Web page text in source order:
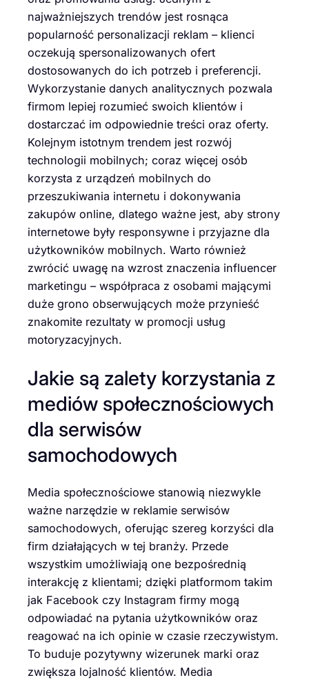
najważniejszych trendów jest rosnąca
popularność personalizacji reklam – klienci
oczekują spersonalizowanych ofert
dostosowanych do ich potrzeb i preferencji.
Wykorzystanie danych analitycznych pozwala
firmom lepiej rozumieć swoich klientów i
dostarczać im odpowiednie treści oraz oferty.
Kolejnym istotnym trendem jest rozwój
technologii mobilnych; coraz więcej osób
korzysta z urządzeń mobilnych do
przeszukiwania internetu i dokonywania
zakupów online, dlatego ważne jest, aby strony
internetowe były responsywne i przyjazne dla
użytkowników mobilnych. Warto również
zwrócić uwagę na wzrost znaczenia influencer
marketingu – współpraca z osobami mającymi
duże grono obserwujących może przynieść
znakomite rezultaty w promocji usług
motoryzacyjnych.
Jakie są zalety korzystania z
mediów społecznościowych
dla serwisów
samochodowych
Media społecznościowe stanowią niezwykle
ważne narzędzie w reklamie serwisów
samochodowych, oferując szereg korzyści dla
firm działających w tej branży. Przede
wszystkim umożliwiają one bezpośrednią
interakcję z klientami; dzięki platformom takim
jak Facebook czy Instagram firmy mogą
odpowiadać na pytania użytkowników oraz
reagować na ich opinie w czasie rzeczywistym.
To buduje pozytywny wizerunek marki oraz
zwiększa lojalność klientów. Media